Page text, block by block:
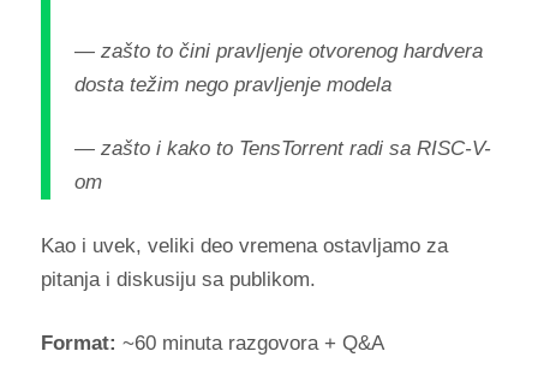
— zašto to čini pravljenje otvorenog hardvera
dosta težim nego pravljenje modela
— zašto i kako to TensTorrent radi sa RISC-V-
om
Kao i uvek, veliki deo vremena ostavljamo za
pitanja i diskusiju sa publikom.
Format: ~60 minuta razgovora + Q&A